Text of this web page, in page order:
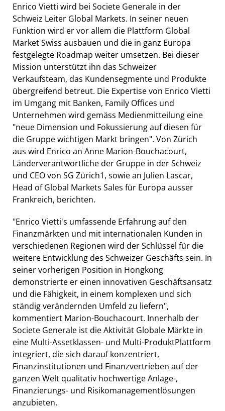
Enrico Vietti wird bei Societe Generale in der
Schweiz Leiter Global Markets. In seiner neuen
Funktion wird er vor allem die Plattform Global
Market Swiss ausbauen und die in ganz Europa
festgelegte Roadmap weiter umsetzen. Bei dieser
Mission unterstützt ihn das Schweizer
Verkaufsteam, das Kundensegmente und Produkte
übergreifend betreut. Die Expertise von Enrico Vietti
im Umgang mit Banken, Family Offices und
Unternehmen wird gemäss Medienmitteilung eine
"neue Dimension und Fokussierung auf diesen für
die Gruppe wichtigen Markt bringen". Von Zürich
aus wird Enrico an Anne Marion-Bouchacourt,
Länderverantwortliche der Gruppe in der Schweiz
und CEO von SG Zürich1, sowie an Julien Lascar,
Head of Global Markets Sales für Europa ausser
Frankreich, berichten.
"Enrico Vietti's umfassende Erfahrung auf den
Finanzmärkten und mit internationalen Kunden in
verschiedenen Regionen wird der Schlüssel für die
weitere Entwicklung des Schweizer Geschäfts sein. In
seiner vorherigen Position in Hongkong
demonstrierte er einen innovativen Geschäftsansatz
und die Fähigkeit, in einem komplexen und sich
ständig verändernden Umfeld zu liefern",
kommentiert Marion-Bouchacourt. Innerhalb der
Societe Generale ist die Aktivität Globale Märkte in
eine Multi-Assetklassen- und Multi-ProduktPlattform
integriert, die sich darauf konzentriert,
Finanzinstitutionen und Finanzvertrieben auf der
ganzen Welt qualitativ hochwertige Anlage-,
Finanzierungs- und Risikomanagementlösungen
anzubieten.